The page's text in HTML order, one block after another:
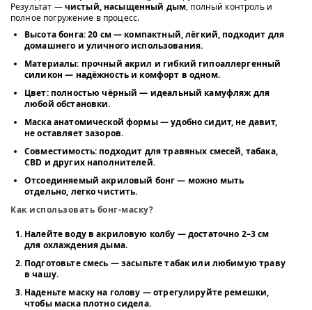
Результат —чистый, насыщенный дым, полный контроль и
полное погружение в процесс.
Высота бонга: 20 см— компактный, лёгкий, подходит для
домашнего и уличного использования.
Материалы: прочный акрил и гибкий гипоаллергенный
силикон — надёжность и комфорт в одном.
Цвет: полностью чёрный — идеальный камуфляж для
любой обстановки.
Маска анатомической формы— удобно сидит, не давит,
не оставляет зазоров.
Совместимость: подходит для травяных смесей, табака,
CBD и других наполнителей.
Отсоединяемый акриловый бонг— можно мыть
отдельно, легко чистить.
Как использовать бонг-маску?
Налейте воду в акриловую колбу — достаточно 2–3 см
для охлаждения дыма.
Подготовьте смесь — засыпьте табак или любимую траву
в чашу.
Наденьте маску на голову — отрегулируйте ремешки,
чтобы маска плотно сидела.